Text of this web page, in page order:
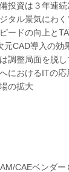
投資は３年連
タル景気にわく
ードの向上と
元CAD導入の効
調整局面を脱
におけるITの応
の拡大
CAEベンダ